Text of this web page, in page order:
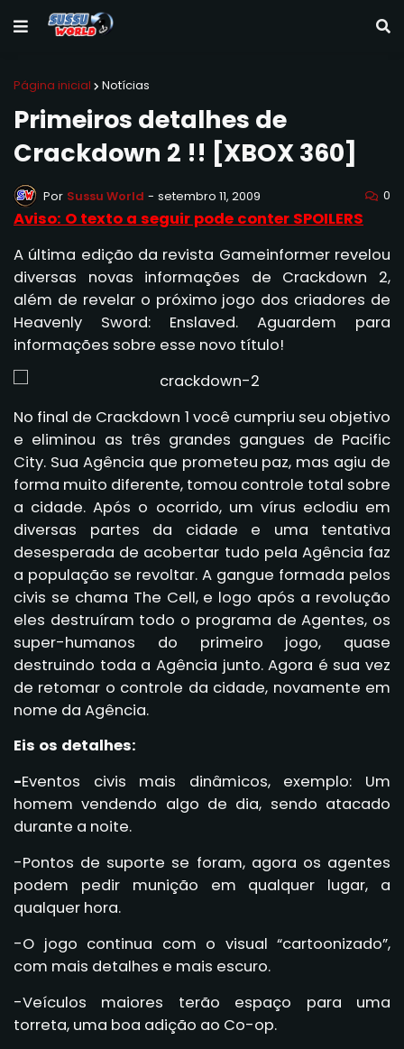
Página inicial Notícias
Primeiros detalhes de
Crackdown 2 !! [XBOX 360]
Por Sussu World - setembro 11, 2009 0
Aviso: O texto a seguir pode conter SPOILERS
A última edição da revista Gameinformer revelou
diversas novas informações de Crackdown 2,
além de revelar o próximo jogo dos criadores de
Heavenly Sword: Enslaved. Aguardem para
informações sobre esse novo título!
No final de Crackdown 1 você cumpriu seu objetivo
e eliminou as três grandes gangues de Pacific
City. Sua Agência que prometeu paz, mas agiu de
forma muito diferente, tomou controle total sobre
a cidade. Após o ocorrido, um vírus eclodiu em
diversas partes da cidade e uma tentativa
desesperada de acobertar tudo pela Agência faz
a população se revoltar. A gangue formada pelos
civis se chama The Cell, e logo após a revolução
eles destruíram todo o programa de Agentes, os
super-humanos do primeiro jogo, quase
destruindo toda a Agência junto. Agora é sua vez
de retomar o controle da cidade, novamente em
nome da Agência.
Eis os detalhes:
-Eventos civis mais dinâmicos, exemplo: Um
homem vendendo algo de dia, sendo atacado
durante a noite.
-Pontos de suporte se foram, agora os agentes
podem pedir munição em qualquer lugar, a
qualquer hora.
-O jogo continua com o visual “cartoonizado”,
com mais detalhes e mais escuro.
-Veículos maiores terão espaço para uma
torreta, uma boa adição ao Co-op.